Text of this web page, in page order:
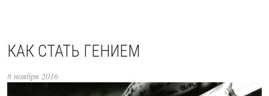
КАК СТАТЬ ГЕНИЕМ
8 ноября 2016